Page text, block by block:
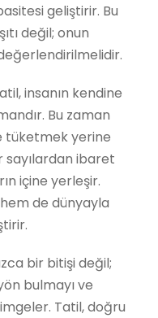
geliştirir. Bu
değil; onun
insanın kendine
Bu zaman
tüketmek yerine
sayılardan ibaret
içine yerleşir.
de dünyayla
bir bitişi değil;
bulmayı ve
Tatil, doğru